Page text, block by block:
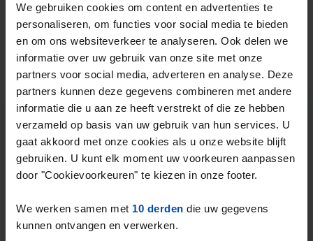
We gebruiken cookies om content en advertenties te
personaliseren, om functies voor social media te bieden
en om ons websiteverkeer te analyseren. Ook delen we
informatie over uw gebruik van onze site met onze
partners voor social media, adverteren en analyse. Deze
partners kunnen deze gegevens combineren met andere
informatie die u aan ze heeft verstrekt of die ze hebben
verzameld op basis van uw gebruik van hun services. U
gaat akkoord met onze cookies als u onze website blijft
gebruiken. U kunt elk moment uw voorkeuren aanpassen
door "Cookievoorkeuren" te kiezen in onze footer.
We werken samen met 10 derden die uw gegevens
kunnen ontvangen en verwerken.
Rent.nl ben je altijd als eerste!
Mis de volgende niet →
Tip!
Klaar om je nieuwe plek te
vinden?
Vind jouw ideale huis in Overijssel met
Rent.nl. Vul je voorkeuren in en ontvang